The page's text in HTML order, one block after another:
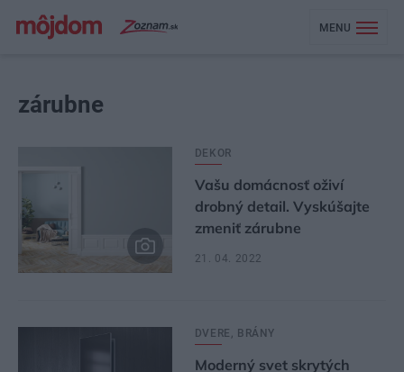
MENU
zárubne
DEKOR
Vašu domácnosť oživí
drobný detail. Vyskúšajte
zmeniť zárubne
21. 04. 2022
DVERE, BRÁNY
Moderný svet skrytých